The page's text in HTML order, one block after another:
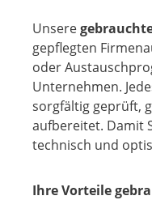
Unsere
gepflegten
oder
Unternehmen.
sorgfältig geprüft,
aufbereitet. Damit
technisch und
Ihre Vorteile